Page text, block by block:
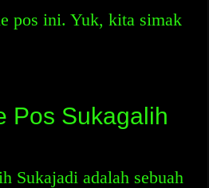
pos ini. Yuk, kita simak
Pos Sukagalih
Sukajadi adalah sebuah